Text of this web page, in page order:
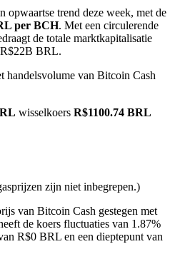
edelmetalen en grondstoffen
opwaartse trend deze week, met de
per BCH. Met een circulerende
de totale marktkapitalisatie
BRL.
handelsvolume van Bitcoin Cash
wisselkoers R$1100.74 BRL
zijn niet inbegrepen.)
van Bitcoin Cash gestegen met
de koers fluctuaties van 1.87%
R$0 BRL en een dieptepunt van